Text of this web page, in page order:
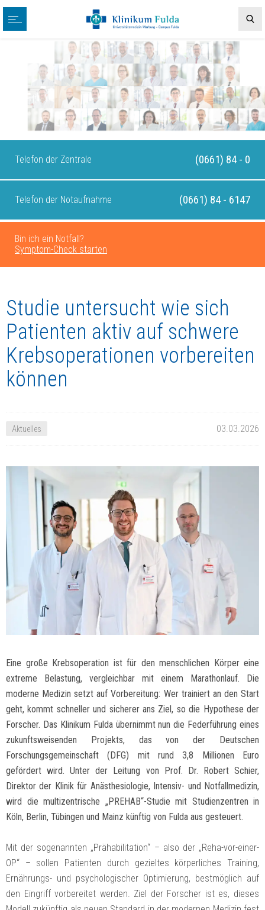
Telefon der Zentrale (0661) 84 - 0
Telefon der Notaufnahme (0661) 84 - 6147
Bin ich ein Notfall?
Symptom-Check starten
Studie untersucht wie sich
Patienten aktiv auf schwere
Krebsoperationen vorbereiten
können
Aktuelles 03.03.2026
Eine große Krebsoperation ist für den menschlichen Körper eine
extreme Belastung, vergleichbar mit einem Marathonlauf. Die
moderne Medizin setzt auf Vorbereitung: Wer trainiert an den Start
geht, kommt schneller und sicherer ans Ziel, so die Hypothese der
Forscher. Das Klinikum Fulda übernimmt nun die Federführung eines
zukunftsweisenden Projekts, das von der Deutschen
Forschungsgemeinschaft (DFG) mit rund 3,8 Millionen Euro
gefördert wird. Unter der Leitung von Prof. Dr. Robert Schier,
Direktor der Klinik für Anästhesiologie, Intensiv- und Notfallmedizin,
wird die multizentrische „PREHAB“-Studie mit Studienzentren in
Köln, Berlin, Tübingen und Mainz künftig von Fulda aus gesteuert.
Mit der sogenannten „Prähabilitation“ – also der „Reha-vor-einer-
OP“ – sollen Patienten durch gezieltes körperliches Training,
Ernährungs- und psychologischer Optimierung, bestmöglich auf
den Eingriff vorbereitet werden. Ziel der Forscher ist es, dieses